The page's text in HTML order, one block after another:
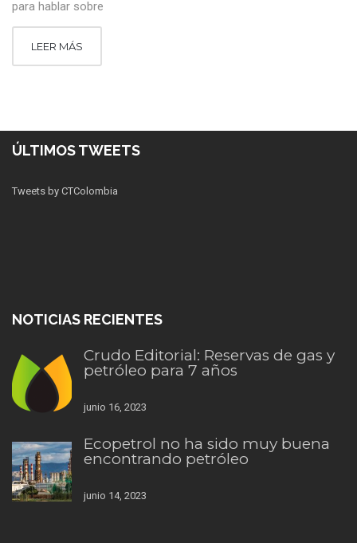
para hablar sobre
LEER MÁS
ÚLTIMOS TWEETS
Tweets by CTColombia
NOTICIAS RECIENTES
Crudo Editorial: Reservas de gas y
petróleo para 7 años
junio 16, 2023
Ecopetrol no ha sido muy buena
encontrando petróleo
junio 14, 2023